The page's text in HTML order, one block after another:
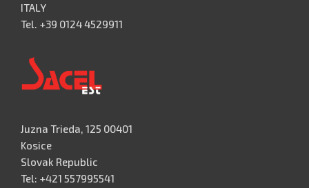
ITALY
Tel. +39 0124 4529911
Juzna Trieda, 125 00401
Kosice
Slovak Republic
Tel: +421 557995541